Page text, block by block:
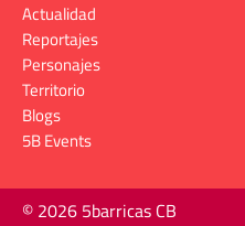
Actualidad
Reportajes
Personajes
Territorio
Blogs
5B Events
© 2026 5barricas CB